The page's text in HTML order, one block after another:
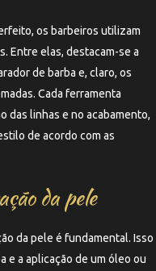
os barbeiros utilizam
Entre elas, destacam-se a
de barba e, claro, os
Cada ferramenta
das linhas e no acabamento,
de acordo com as
da pele
da pele é fundamental. Isso
e a aplicação de um óleo ou